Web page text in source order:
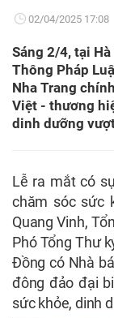
02/04/2025 17:08
Sáng 2/4, tại
Thông Pháp
Nha Trang
Việt - thương
dinh dưỡng
Lễ ra mắt có
chăm sóc sức
Quang Vinh,
Phó Tổng Thư
Đồng có Nhà
đông đảo đại
sức khỏe, dinh